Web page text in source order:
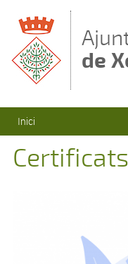
de
Esteu aquí
Inici